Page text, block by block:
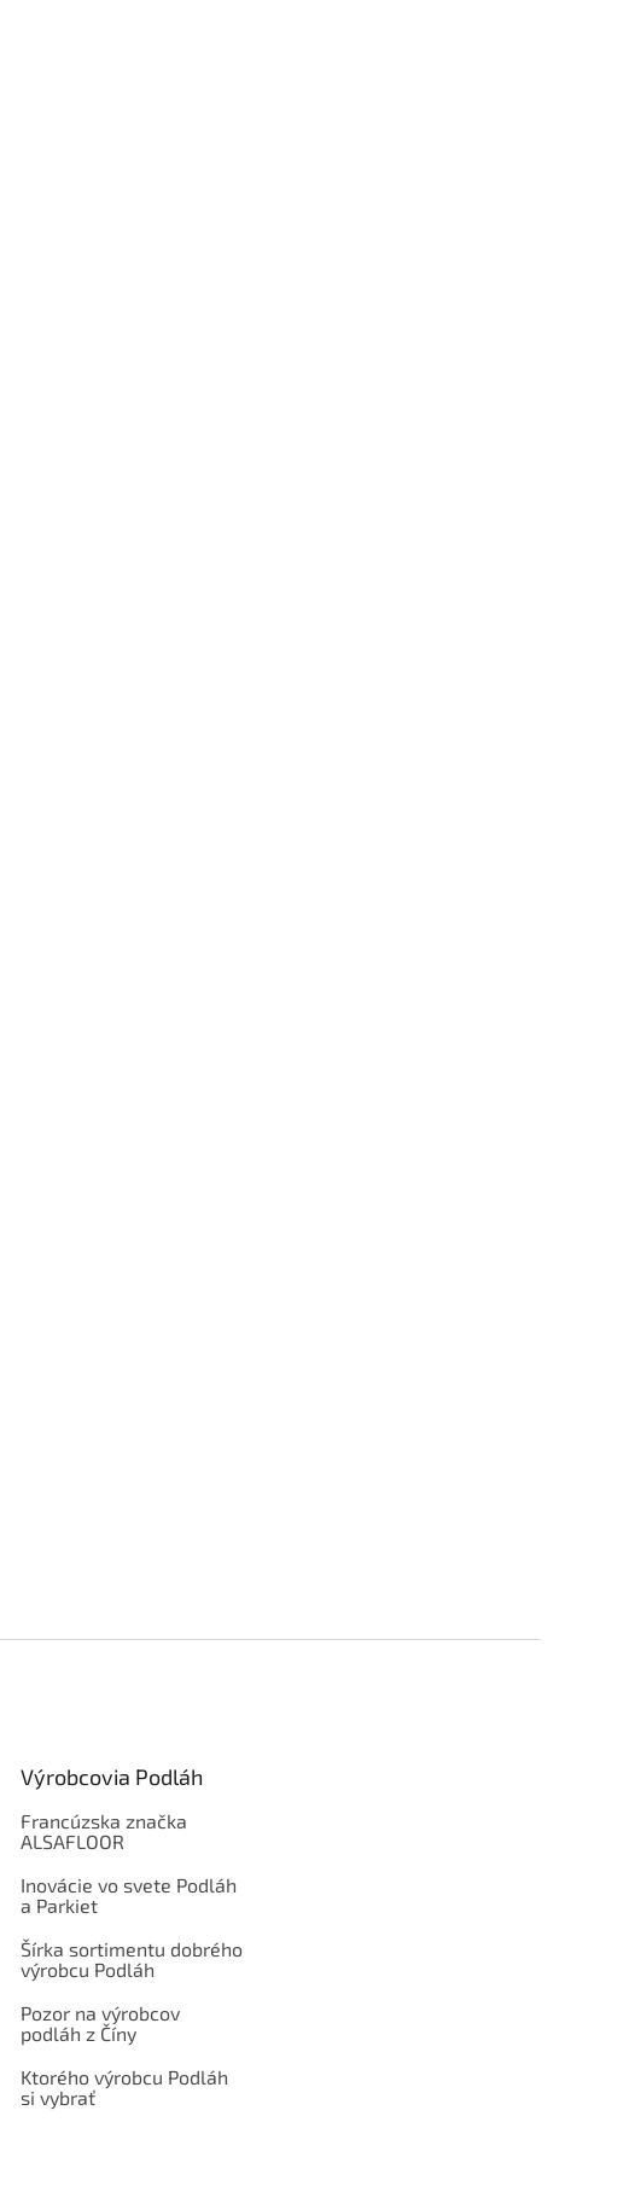
Výrobcovia Podláh
Francúzska značka
ALSAFLOOR
Inovácie vo svete Podláh
a Parkiet
Šírka sortimentu dobrého
výrobcu Podláh
Pozor na výrobcov
podláh z Číny
Ktorého výrobcu Podláh
si vybrať